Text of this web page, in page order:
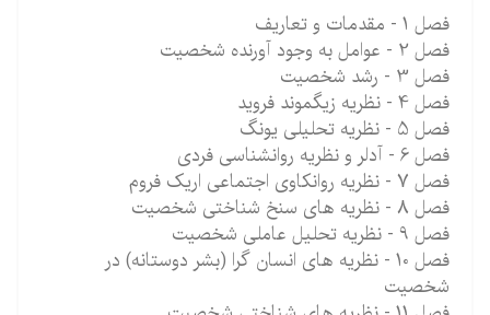
فصل 1 - مقدمات و تعاریف
فصل 2 - عوامل به وجود آورنده شخصیت
فصل 3 - رشد شخصیت
فصل 4 - نظریه زیگموند فروید
فصل 5 - نظریه تحلیلی یونگ
فصل 6 - آدلر و نظریه روانشناسی فردی
فصل 7 - نظریه روانکاوی اجتماعی اریک فروم
فصل 8 - نظریه های سنخ شناختی شخصیت
فصل 9 - نظریه تحلیل عاملی شخصیت
فصل 10 - نظریه های انسان گرا (بشر دوستانه) در
شخصیت